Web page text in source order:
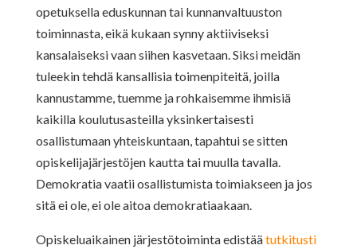
opetuksella eduskunnan tai kunnanvaltuuston
toiminnasta, eikä kukaan synny aktiiviseksi
kansalaiseksi vaan siihen kasvetaan. Siksi meidän
tuleekin tehdä kansallisia toimenpiteitä, joilla
kannustamme, tuemme ja rohkaisemme ihmisiä
kaikilla koulutusasteilla yksinkertaisesti
osallistumaan yhteiskuntaan, tapahtui se sitten
opiskelijajärjestöjen kautta tai muulla tavalla.
Demokratia vaatii osallistumista toimiakseen ja jos
sitä ei ole, ei ole aitoa demokratiaakaan.
Opiskeluaikainen järjestötoiminta edistäätutkitusti